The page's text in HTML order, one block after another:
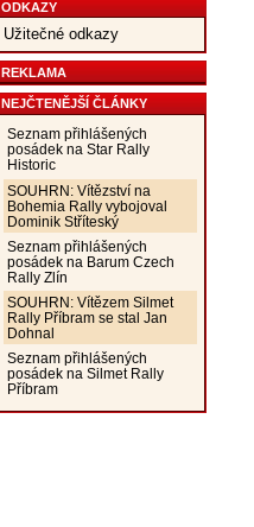
ODKAZY
Užitečné odkazy
REKLAMA
NEJČTENĚJŠÍ ČLÁNKY
Seznam přihlášených
posádek na Star Rally
Historic
SOUHRN: Vítězství na
Bohemia Rally vybojoval
Dominik Stříteský
Seznam přihlášených
posádek na Barum Czech
Rally Zlín
SOUHRN: Vítězem Silmet
Rally Příbram se stal Jan
Dohnal
Seznam přihlášených
posádek na Silmet Rally
Příbram